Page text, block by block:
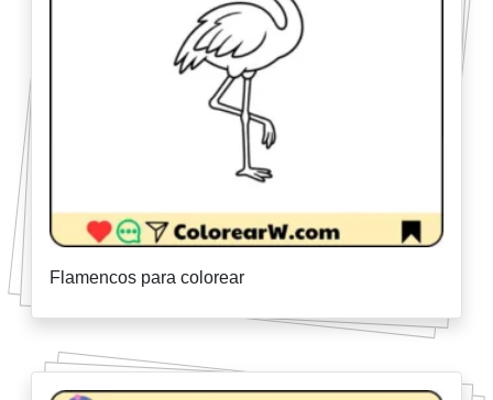
Flamencos para colorear